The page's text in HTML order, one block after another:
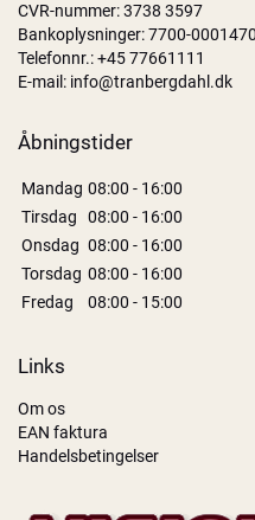
CVR-nummer: 3738 3597
Bankoplysninger: 7700-
Telefonnr.:+45 77661111
E-mail: info@tranbergdahl.dk
Åbningstider
Mandag 08:00 - 16:00
Tirsdag
08:00 - 16:00
Onsdag 08:00 - 16:00
Torsdag 08:00 - 16:00
Fredag
08:00 - 15:00
Links
Om os
EAN faktura
Handelsbetingelser